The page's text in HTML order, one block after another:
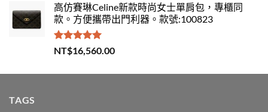
高仿賽琳Celine新款時尚女士單肩包，專櫃同
款。方便攜帶出門利器。款號:100823
評分5.00
滿分 5
NT$16,560.00
TAGS